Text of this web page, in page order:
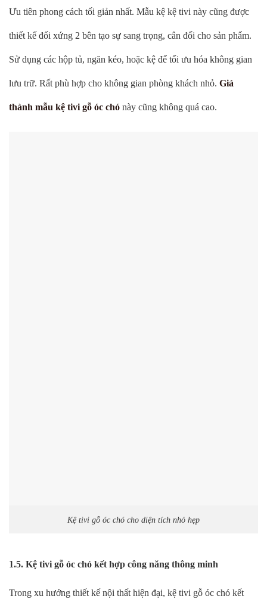
Ưu tiên phong cách tối giản nhất. Mẫu kệ kệ tivi này cũng được
thiết kế đối xứng 2 bên tạo sự sang trọng, cân đối cho sản phẩm.
Sử dụng các hộp tủ, ngăn kéo, hoặc kệ để tối ưu hóa không gian
lưu trữ. Rất phù hợp cho không gian phòng khách nhỏ. Giá
thành mẫu kệ tivi gỗ óc chó này cũng không quá cao.
Kệ tivi gỗ óc chó cho diện tích nhỏ hẹp
1.5. Kệ tivi gỗ óc chó kết hợp công năng thông minh
Trong xu hướng thiết kế nội thất hiện đại, kệ tivi gỗ óc chó kết